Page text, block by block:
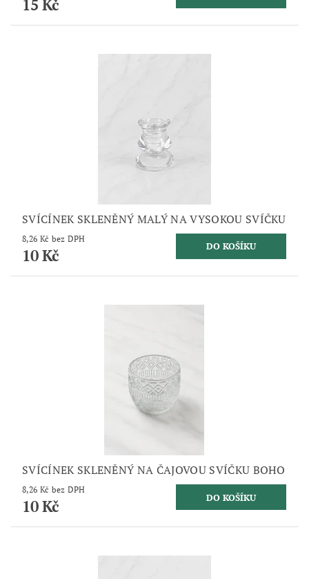
15 Kč
SVÍCÍNEK SKLENĚNÝ MALÝ NA VYSOKOU SVÍČKU
8,26 Kč bez DPH
10 Kč
SVÍCÍNEK SKLENĚNÝ NA ČAJOVOU SVÍČKU BOHO
8,26 Kč bez DPH
10 Kč